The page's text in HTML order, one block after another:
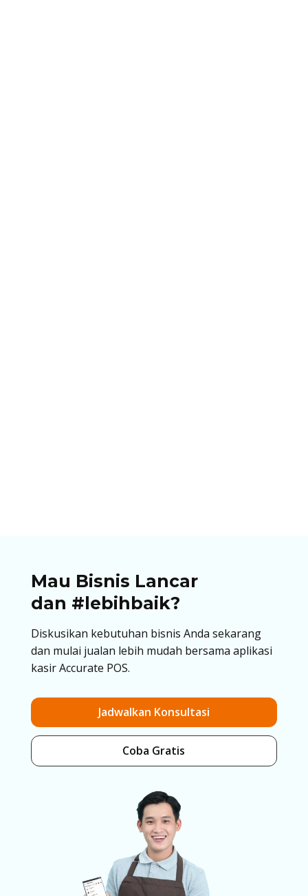
Mau Bisnis Lancar
dan #lebihbaik?
Diskusikan kebutuhan bisnis Anda sekarang
dan mulai jualan lebih mudah bersama aplikasi
kasir Accurate POS.
Jadwalkan Konsultasi
Coba Gratis